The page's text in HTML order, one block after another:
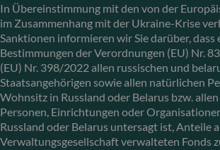
In Übereinstimmung mit den von der
im Zusammenhang mit der Ukraine-Krise
Sanktionen informieren wir Sie darüber, dass
Bestimmungen der Verordnungen (EU) Nr.
(EU) Nr. 398/2022 allen russischen und
Staatsangehörigen sowie allen natürlichen
Wohnsitz in Russland oder Belarus bzw.
Personen, Einrichtungen oder
Russland oder Belarus untersagt ist, Anteile
Verwaltungsgesellschaft verwalteten Fonds